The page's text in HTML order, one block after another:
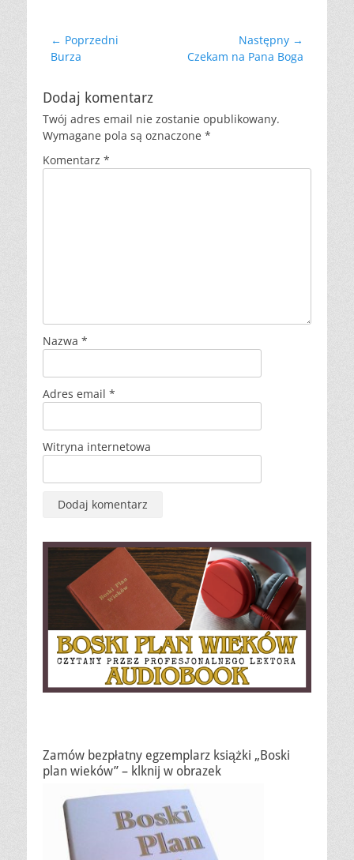
Nawigacja
wpisu
← Poprzedni
Poprzedni
Burza
Następny →
Następny
Czekam na Pana Boga
Dodaj komentarz
Twój adres email nie zostanie opublikowany.
Wymagane pola są oznaczone *
Komentarz *
Nazwa *
Adres email *
Witryna internetowa
Zamów bezpłatny egzemplarz książki „Boski
plan wieków” – klknij w obrazek